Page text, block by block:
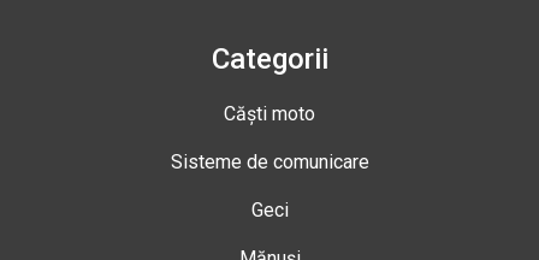
Categorii
Căști moto
Sisteme de comunicare
Geci